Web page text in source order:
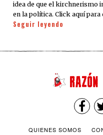
idea de que el kirchnerismo
en la política. Click aquí
Seguir leyendo
QUIENES SOMOS